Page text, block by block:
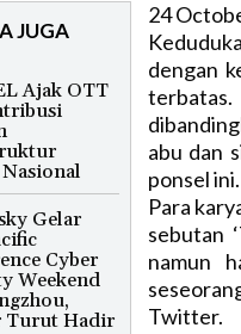
JUGA
Ajak OTT
Gelar
Cyber
Weekend
Turut Hadir
24
dengan
abu dan
ponsel
Para
sebutan
namun
Twitter.